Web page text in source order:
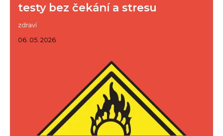
testy bez čekání a stresu
zdraví
06. 05. 2026